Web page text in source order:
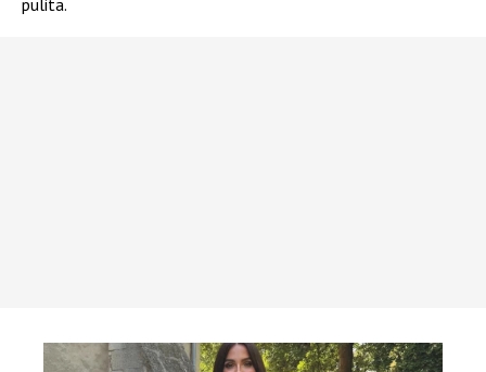
pulita.